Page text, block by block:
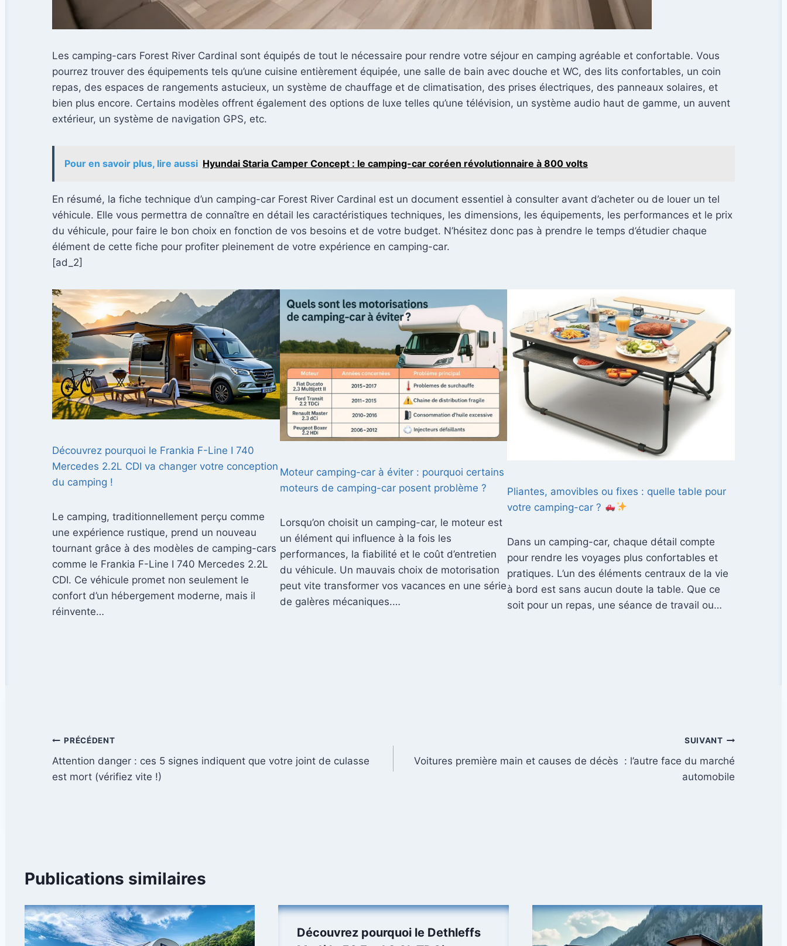
Les camping-cars Forest River Cardinal sont équipés de tout le nécessaire pour rendre votre séjour en camping agréable et confortable. Vous
pourrez trouver des équipements tels qu’une cuisine entièrement équipée, une salle de bain avec douche et WC, des lits confortables, un coin
repas, des espaces de rangements astucieux, un système de chauffage et de climatisation, des prises électriques, des panneaux solaires, et
bien plus encore. Certains modèles offrent également des options de luxe telles qu’une télévision, un système audio haut de gamme, un auvent
extérieur, un système de navigation GPS, etc.
Pour en savoir plus, lire aussi Hyundai Staria Camper Concept : le camping-car coréen révolutionnaire à 800 volts
En résumé, la fiche technique d’un camping-car Forest River Cardinal est un document essentiel à consulter avant d’acheter ou de louer un tel
véhicule. Elle vous permettra de connaître en détail les caractéristiques techniques, les dimensions, les équipements, les performances et le prix
du véhicule, pour faire le bon choix en fonction de vos besoins et de votre budget. N’hésitez donc pas à prendre le temps d’étudier chaque
élément de cette fiche pour profiter pleinement de votre expérience en camping-car.
[ad_2]
Découvrez pourquoi le Frankia F-Line I 740
Mercedes 2.2L CDI va changer votre conception
du camping !
Le camping, traditionnellement perçu comme
une expérience rustique, prend un nouveau
tournant grâce à des modèles de camping-cars
comme le Frankia F-Line I 740 Mercedes 2.2L
CDI. Ce véhicule promet non seulement le
confort d’un hébergement moderne, mais il
réinvente…
Moteur camping-car à éviter : pourquoi certains
moteurs de camping-car posent problème ?
Lorsqu’on choisit un camping-car, le moteur est
un élément qui influence à la fois les
performances, la fiabilité et le coût d’entretien
du véhicule. Un mauvais choix de motorisation
peut vite transformer vos vacances en une série
de galères mécaniques.…
Pliantes, amovibles ou fixes : quelle table pour
votre camping-car ?
Dans un camping-car, chaque détail compte
pour rendre les voyages plus confortables et
pratiques. L’un des éléments centraux de la vie
à bord est sans aucun doute la table. Que ce
soit pour un repas, une séance de travail ou…
Navigation
de
PRÉCÉDENT
Attention danger : ces 5 signes indiquent que votre joint de culasse
est mort (vérifiez vite !)
SUIVANT
Voitures première main et causes de décès : l’autre face du marché
automobile
Publications similaires
Découvrez pourquoi le Dethleffs